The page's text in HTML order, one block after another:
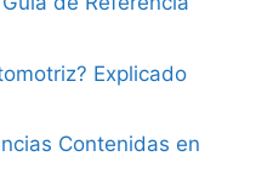
Explicado
Contenidas en